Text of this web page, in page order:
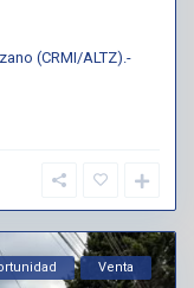
(CRMI/ALTZ).-
Venta